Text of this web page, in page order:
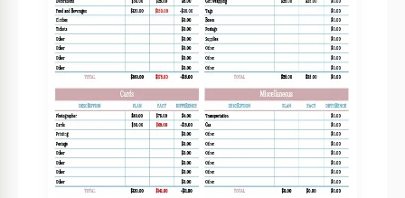
Einfach Haushalte Vorlagen
Über diese Vorlage
Ein Budget für den Urlaub im Voraus zu erstellen ist eine
gute Option für diejenigen, die ihre Finanzen auf kluge
Weise verwalten möchten. Das Design dieses einfachen
Templates wird es Ihnen ermöglichen, sicherzustellen, dass
Sie genügend Geld für Ihren Urlaub haben. Das Ausfüllen